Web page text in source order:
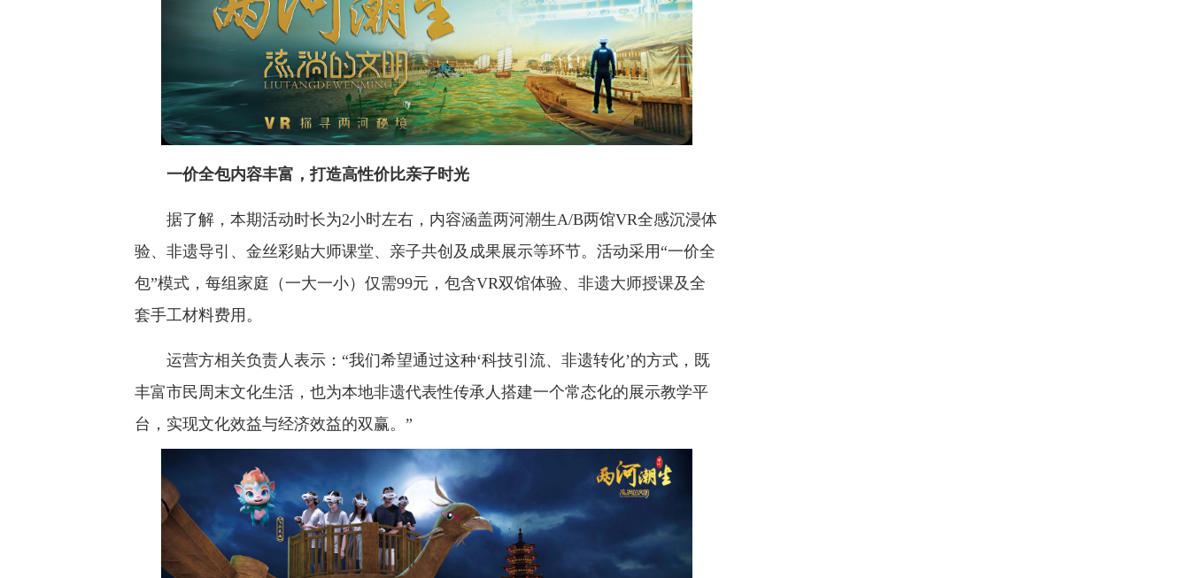
一价全包内容丰富，打造高性价比亲子时光
据了解，本期活动时长为2小时左右，内容涵盖两河潮生A/B两馆VR全感沉浸体
验、非遗导引、金丝彩贴大师课堂、亲子共创及成果展示等环节。活动采用“一价全
包”模式，每组家庭（一大一小）仅需99元，包含VR双馆体验、非遗大师授课及全
套手工材料费用。
运营方相关负责人表示：“我们希望通过这种‘科技引流、非遗转化’的方式，既
丰富市民周末文化生活，也为本地非遗代表性传承人搭建一个常态化的展示教学平
台，实现文化效益与经济效益的双赢。”